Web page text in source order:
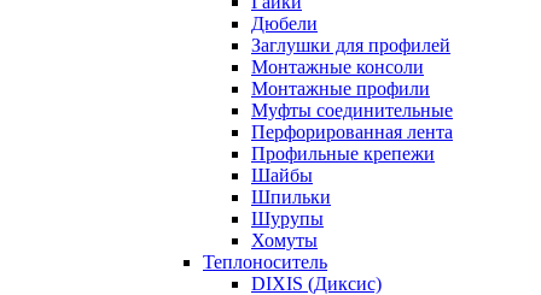
Дюбели
Заглушки для профилей
Монтажные консоли
Монтажные профили
Муфты соединительные
Перфорированная лента
Профильные крепежи
Шайбы
Шпильки
Шурупы
Хомуты
Теплоноситель
DIXIS (Диксис)